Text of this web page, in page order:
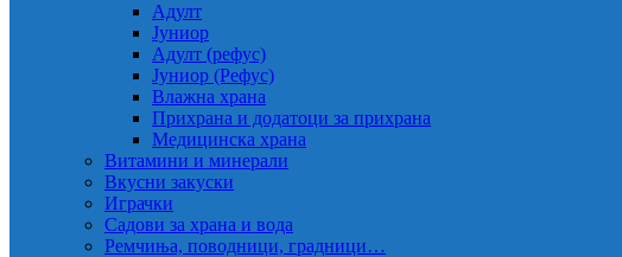
Адулт
Јуниор
Адулт (рефус)
Јуниор (Рефус)
Влажна храна
Прихрана и додатоци за прихрана
Медицинска храна
Витамини и минерали
Вкусни закуски
Играчки
Садови за храна и вода
Ремчиња, поводници, градници…